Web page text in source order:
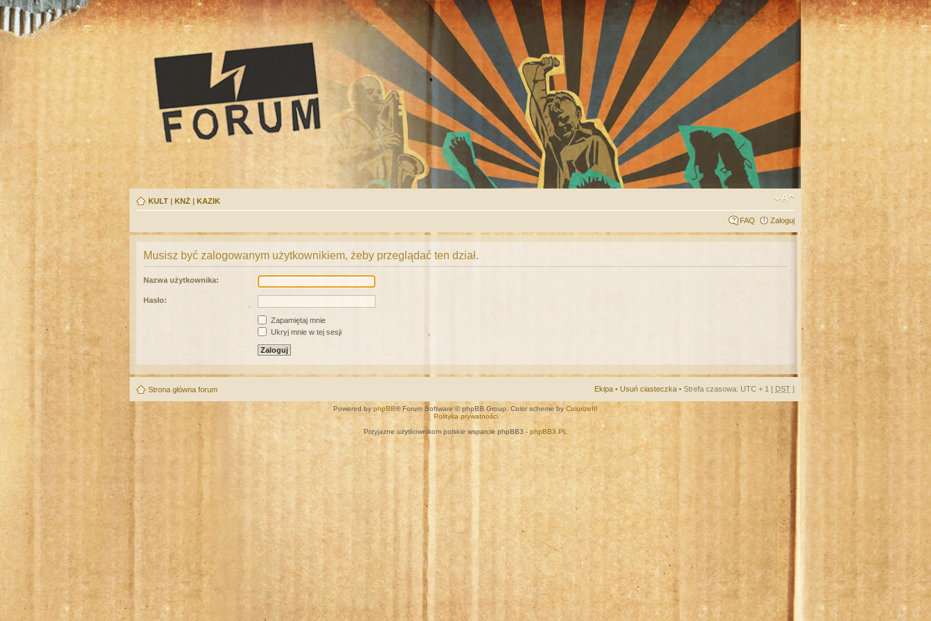
KULT | KNŻ | KAZIK
FAQ Zaloguj
Musisz być zalogowanym użytkownikiem, żeby przeglądać ten dział.
Nazwa użytkownika:
Hasło:
Zapamiętaj mnie
Ukryj mnie w tej sesji
Strona główna forum Ekipa • Usuń ciasteczka • Strefa czasowa: UTC + 1 [ DST ]
Powered by phpBB® Forum Software © phpBB Group. Color scheme by ColorizeIt!
Polityka prywatności
Przyjazne użytkownikom polskie wsparcie phpBB3 - phpBB3.PL